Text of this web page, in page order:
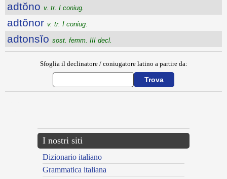
adtŏno v. tr. I coniug.
adtŏnor v. tr. I coniug.
adtonsĭo sost. femm. III decl.
Sfoglia il declinatore / coniugatore latino a partire da:
I nostri siti
Dizionario italiano
Grammatica italiana